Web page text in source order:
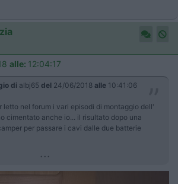
alle: 12:04:17
di albj65 del 24/06/2018 alle 10:41:06
letto nel forum i vari episodi di montaggio dell'
cimentato anche io... il risultato dopo una
per passare i cavi dalle due batterie
...